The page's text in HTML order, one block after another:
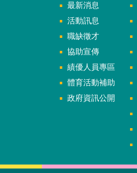
最新消息
活動訊息
職缺徵才
協助宣傳
績優人員專區
體育活動補助
政府資訊公開